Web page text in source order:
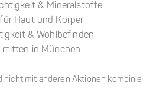
& Mineralstoffe
Haut und Körper
& Wohlbefinden
in München
nicht mit anderen Aktionen